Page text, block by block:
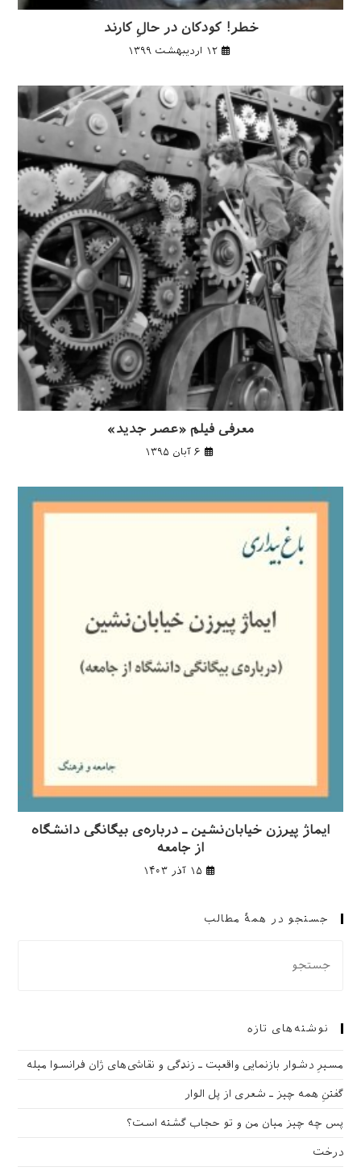
خطر! کودکان در حالِ کارند
۱۲ اردیبهشت ۱۳۹۹
معرفی فیلم «عصر جدید»
۶ آبان ۱۳۹۵
ایماژ پیرزن خیابان‌نشین ـ درباره‌ی بیگانگی دانشگاه
از جامعه
۱۵ آذر ۱۴۰۳
جستجو در همهٔ مطالب
نوشته‌های تازه
مسیرِ دشوار بازنمایی واقعیت ـ زندگی و نقاشی‌های ژان فرانسوا میله
گفتنِ همه چیز ـ شعری از پل الوار
پس چه چیز میان من و تو حجاب گشته است؟
درخت